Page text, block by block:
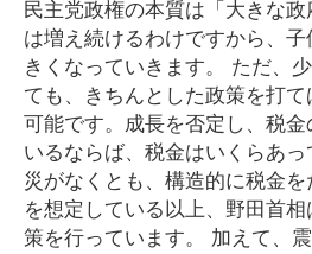
民主党政権の本質は「大きな
は増え続けるわけですから、
きくなっていきます。 ただ、
ても、きちんとした政策を打
可能です。成長を否定し、税
いるならば、税金はいくらあ
災がなくとも、構造的に税金
を想定している以上、野田首
策を行っています。 加えて、